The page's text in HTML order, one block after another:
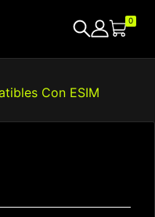
0
Con ESIM